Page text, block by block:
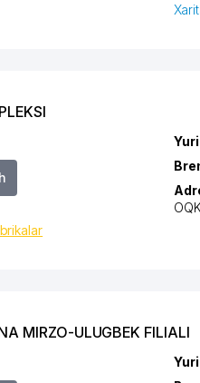
MIRZO-ULUGBEK FILIALI